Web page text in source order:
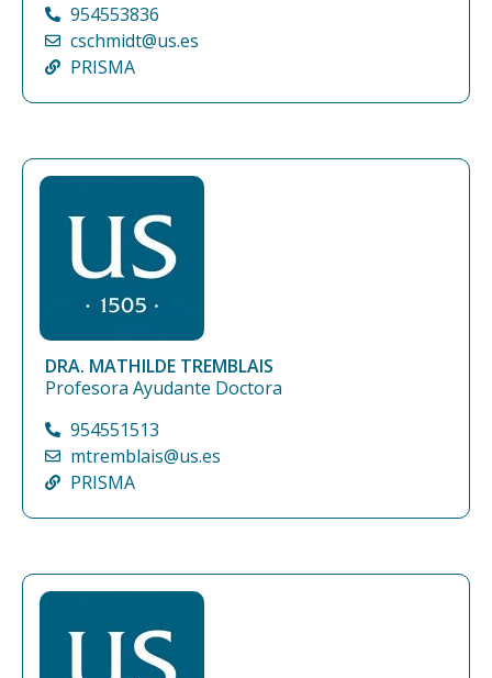
954553836
cschmidt@us.es
PRISMA
DRA. MATHILDE TREMBLAIS
Profesora Ayudante Doctora
954551513
mtremblais@us.es
PRISMA